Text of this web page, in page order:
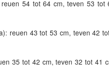
54 tot 64 cm, teven 53 tot
reuen 43 tot 53 cm, teven 42
35 tot 42 cm, teven 32 tot 41